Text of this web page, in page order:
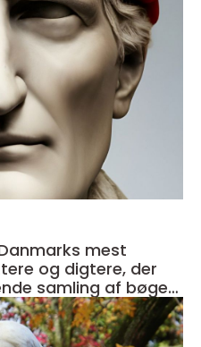
mest
og digtere, der
samling af bøger i